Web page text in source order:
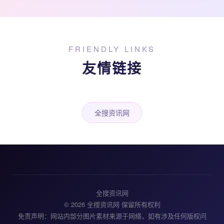
FRIENDLY LINKS
友情链接
全搜资讯网
全搜资讯网
© 2026 全搜资讯网 保留所有权利
免责声明：网站内部分图片素材来源于网络，如有涉及任何版权问